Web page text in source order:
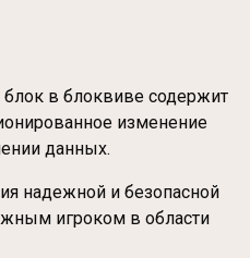
блок в блоквиве содержит
изменение
данных.
надежной и безопасной
игроком в области